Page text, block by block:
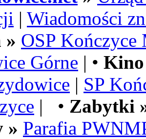
| Wiadomości
» OSP Kończyce
Górne | •
| SP
| • Zabytki
» Parafia